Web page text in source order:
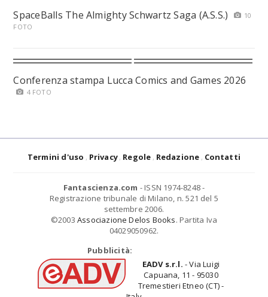
SpaceBalls The Almighty Schwartz Saga (A.S.S.)
10
FOTO
Conferenza stampa Lucca Comics and Games 2026
4 FOTO
Termini d'uso Privacy Regole Redazione Contatti
Fantascienza.com - ISSN 1974-8248 -
Registrazione tribunale di Milano, n. 521 del 5
settembre 2006.
©2003 Associazione Delos Books. Partita Iva
04029050962.
Pubblicità:
EADV s.r.l. - Via Luigi
Capuana, 11 - 95030
Tremestieri Etneo (CT) -